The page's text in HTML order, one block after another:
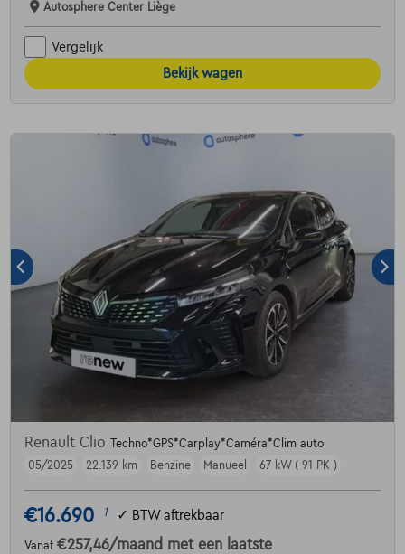
Autosphere Center Liège
Vergelijk
Bekijk wagen
Renault Clio Techno*GPS*Carplay*Caméra*Clim auto
05/2025
22.139 km Benzine Manueel 67 kW ( 91 PK )
€16.690 1 ✓ BTW aftrekbaar
Vanaf €257,46/maand met een laatste